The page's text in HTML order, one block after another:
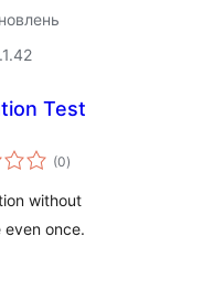
Test
(0загальний
рейтинг
)
without
once.